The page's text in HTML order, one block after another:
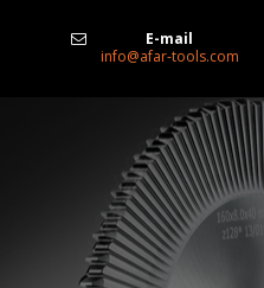
E-mail
info@afar-tools.com